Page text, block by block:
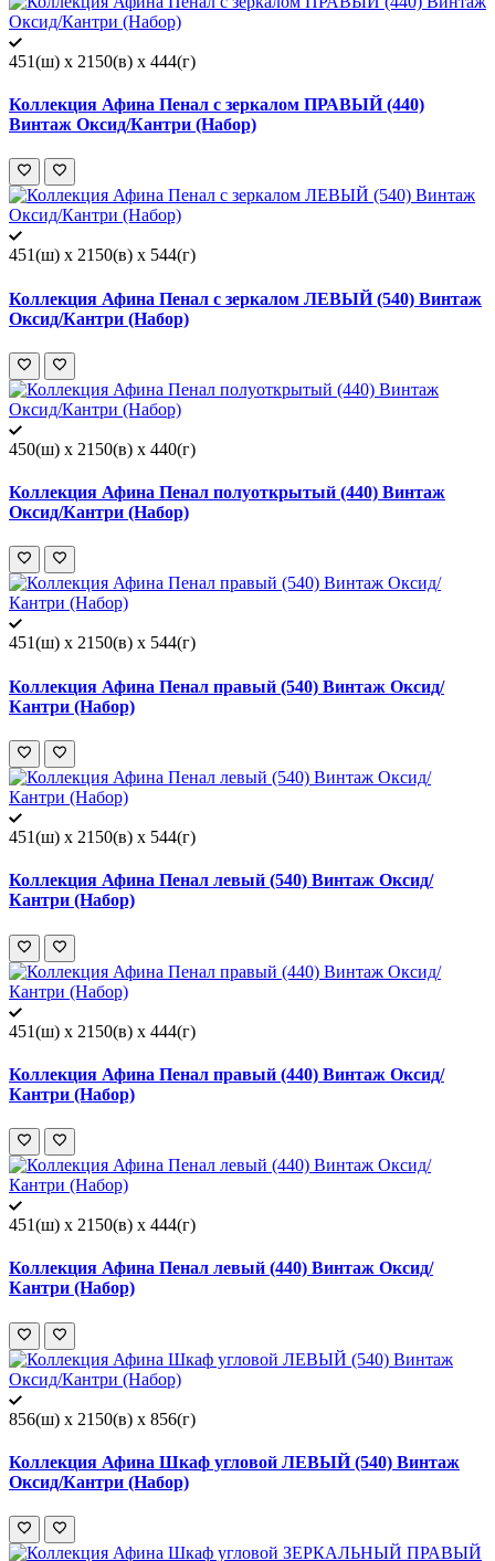
451(ш) x 2150(в) x 444(г)
Коллекция Афина Пенал с зеркалом ПРАВЫЙ (440)
Винтаж Оксид/Кантри (Набор)
451(ш) x 2150(в) x 544(г)
Коллекция Афина Пенал с зеркалом ЛЕВЫЙ (540) Винтаж
Оксид/Кантри (Набор)
450(ш) x 2150(в) x 440(г)
Коллекция Афина Пенал полуоткрытый (440) Винтаж
Оксид/Кантри (Набор)
451(ш) x 2150(в) x 544(г)
Коллекция Афина Пенал правый (540) Винтаж Оксид/
Кантри (Набор)
451(ш) x 2150(в) x 544(г)
Коллекция Афина Пенал левый (540) Винтаж Оксид/
Кантри (Набор)
451(ш) x 2150(в) x 444(г)
Коллекция Афина Пенал правый (440) Винтаж Оксид/
Кантри (Набор)
451(ш) x 2150(в) x 444(г)
Коллекция Афина Пенал левый (440) Винтаж Оксид/
Кантри (Набор)
856(ш) x 2150(в) x 856(г)
Коллекция Афина Шкаф угловой ЛЕВЫЙ (540) Винтаж
Оксид/Кантри (Набор)